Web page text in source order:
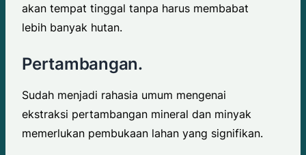
akan tempat tinggal tanpa harus membabat
lebih banyak hutan.
Pertambangan.
Sudah menjadi rahasia umum mengenai
ekstraksi pertambangan mineral dan minyak
memerlukan pembukaan lahan yang signifikan.